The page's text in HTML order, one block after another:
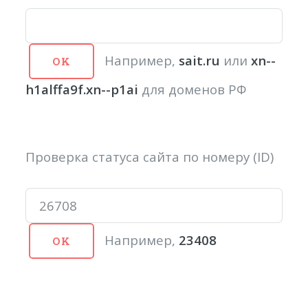
Например, sait.ru или xn--
h1alffa9f.xn--p1ai для доменов РФ
Проверка статуса сайта по номеру (ID)
Например, 23408